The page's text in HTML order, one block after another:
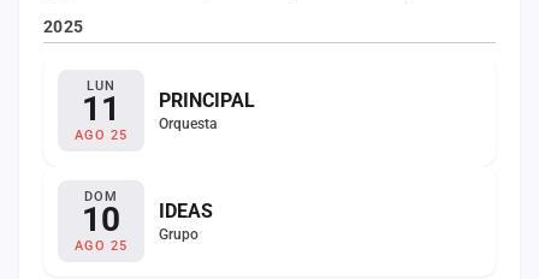
2025
LUN
11
AGO 25
PRINCIPAL
Orquesta
DOM
10
AGO 25
IDEAS
Grupo